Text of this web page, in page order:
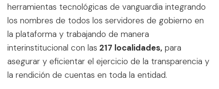
herramientas tecnológicas de vanguardia integrando
los nombres de todos los servidores de gobierno en
la plataforma y trabajando de manera
interinstitucional con las 217 localidades, para
asegurar y eficientar el ejercicio de la transparencia y
la rendición de cuentas en toda la entidad.